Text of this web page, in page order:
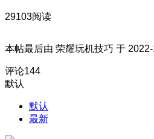
29103阅读
本帖最后由 荣耀玩机技巧 于
评论144
默认
默认
最新